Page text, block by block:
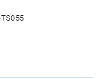
TS055